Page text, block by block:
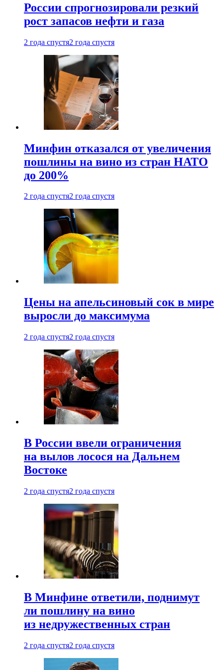
России спрогнозировали резкий
рост запасов нефти и газа
2 года спустя2 года спустя
Минфин отказался от увеличения
пошлины на вино из стран НАТО
до 200%
2 года спустя2 года спустя
Цены на апельсиновый сок в мире
выросли до максимума
2 года спустя2 года спустя
В России ввели ограничения
на вылов лосося на Дальнем
Востоке
2 года спустя2 года спустя
В Минфине ответили, поднимут
ли пошлину на вино
из недружественных стран
2 года спустя2 года спустя